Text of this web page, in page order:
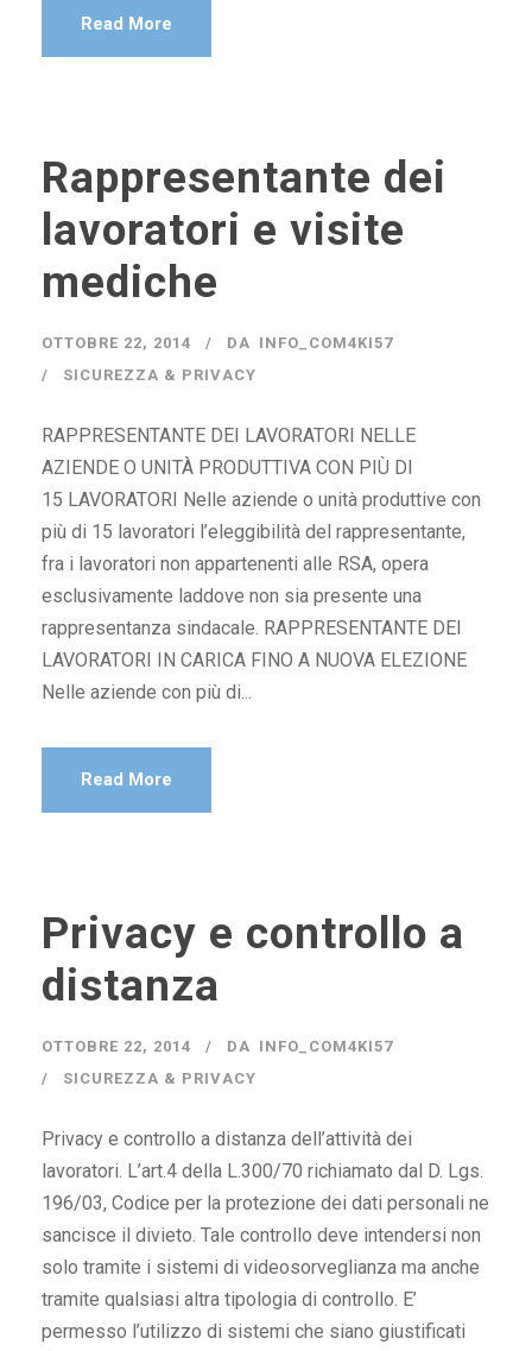
Read More
Rappresentante dei
lavoratori e visite
mediche
OTTOBRE 22, 2014 DA INFO_COM4KI57
SICUREZZA & PRIVACY
RAPPRESENTANTE DEI LAVORATORI NELLE
AZIENDE O UNITÀ PRODUTTIVA CON PIÙ DI
15 LAVORATORI Nelle aziende o unità produttive con
più di 15 lavoratori l’eleggibilità del rappresentante,
fra i lavoratori non appartenenti alle RSA, opera
esclusivamente laddove non sia presente una
rappresentanza sindacale. RAPPRESENTANTE DEI
LAVORATORI IN CARICA FINO A NUOVA ELEZIONE
Nelle aziende con più di...
Read More
Privacy e controllo a
distanza
OTTOBRE 22, 2014 DA INFO_COM4KI57
SICUREZZA & PRIVACY
Privacy e controllo a distanza dell’attività dei
lavoratori. L’art.4 della L.300/70 richiamato dal D. Lgs.
196/03, Codice per la protezione dei dati personali ne
sancisce il divieto. Tale controllo deve intendersi non
solo tramite i sistemi di videosorveglianza ma anche
tramite qualsiasi altra tipologia di controllo. E’
permesso l’utilizzo di sistemi che siano giustificati